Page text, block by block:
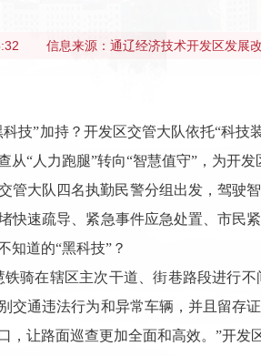
信息来源： 通辽经济技术开发区发展
科技”加持？开发区交管大队依托“科
从“人力跑腿”转向“智慧值守”，为开
管大队四名执勤民警分组出发，驾
快速疏导、紧急事件应急处置、市民
知道的“黑科技”？
铁骑在辖区主次干道、街巷路段进行
交通违法行为和异常车辆，并且留存
，让路面巡查更加全面和高效。”开发